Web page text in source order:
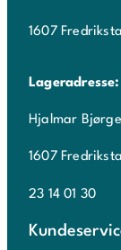
1607
Lageradresse:
Hjalmar
1607
23 14 01 30